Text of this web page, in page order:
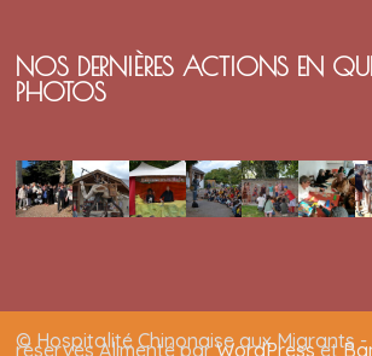
NOS DERNIÈRES ACTIONS EN
PHOTOS
© Hospitalité Chinonaise aux Migrants -
réservés Alimenté parWordPresset